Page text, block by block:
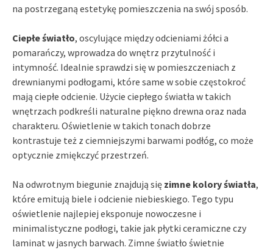
na postrzeganą estetykę pomieszczenia na swój sposób.
Ciepłe światło, oscylujące między odcieniami żółci a
pomarańczy, wprowadza do wnętrz przytulność i
intymność. Idealnie sprawdzi się w pomieszczeniach z
drewnianymi podłogami, które same w sobie częstokroć
mają ciepłe odcienie. Użycie ciepłego światła w takich
wnętrzach podkreśli naturalne piękno drewna oraz nada
charakteru. Oświetlenie w takich tonach dobrze
kontrastuje też z ciemniejszymi barwami podłóg, co może
optycznie zmiękczyć przestrzeń.
Na odwrotnym biegunie znajdują się zimne kolory światła,
które emitują biele i odcienie niebieskiego. Tego typu
oświetlenie najlepiej eksponuje nowoczesne i
minimalistyczne podłogi, takie jak płytki ceramiczne czy
laminat w jasnych barwach. Zimne światło świetnie